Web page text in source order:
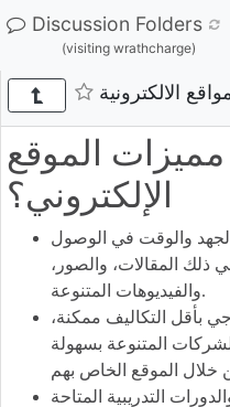
Discussion Folders
(visiting wrathcharge)
الالكترونية
الموقع
الإلكتروني؟
والوقت في الوصول
ذلك المقالات، والصور،
والفيديوهات المتنوعة.
بأقل التكاليف ممكنة،
التدريبية المتاحة